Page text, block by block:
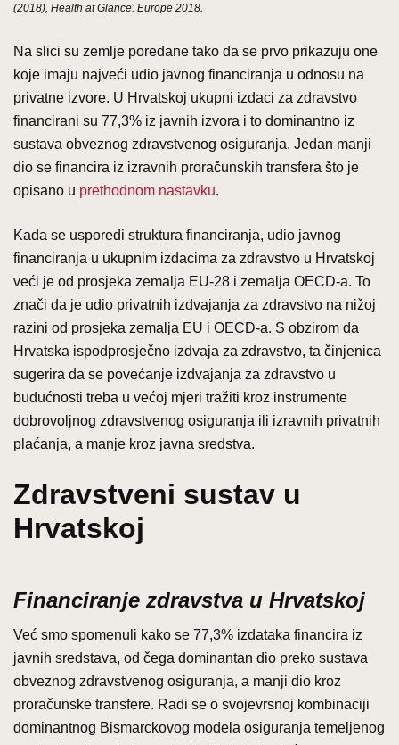
(2018), Health at Glance: Europe 2018.
Na slici su zemlje poredane tako da se prvo prikazuju one
koje imaju najveći udio javnog financiranja u odnosu na
privatne izvore. U Hrvatskoj ukupni izdaci za zdravstvo
financirani su 77,3% iz javnih izvora i to dominantno iz
sustava obveznog zdravstvenog osiguranja. Jedan manji
dio se financira iz izravnih proračunskih transfera što je
opisano u prethodnom nastavku.
Kada se usporedi struktura financiranja, udio javnog
financiranja u ukupnim izdacima za zdravstvo u Hrvatskoj
veći je od prosjeka zemalja EU-28 i zemalja OECD-a. To
znači da je udio privatnih izdvajanja za zdravstvo na nižoj
razini od prosjeka zemalja EU i OECD-a. S obzirom da
Hrvatska ispodprosječno izdvaja za zdravstvo, ta činjenica
sugerira da se povećanje izdvajanja za zdravstvo u
budućnosti treba u većoj mjeri tražiti kroz instrumente
dobrovoljnog zdravstvenog osiguranja ili izravnih privatnih
plaćanja, a manje kroz javna sredstva.
Zdravstveni sustav u
Hrvatskoj
Financiranje zdravstva u Hrvatskoj
Već smo spomenuli kako se 77,3% izdataka financira iz
javnih sredstava, od čega dominantan dio preko sustava
obveznog zdravstvenog osiguranja, a manji dio kroz
proračunske transfere. Radi se o svojevrsnoj kombinaciji
dominantnog Bismarckovog modela osiguranja temeljenog